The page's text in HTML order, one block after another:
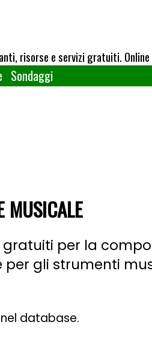
risorse e servizi gratuiti.
Sondaggi
MUSICALE
per la
gli strumenti
database.